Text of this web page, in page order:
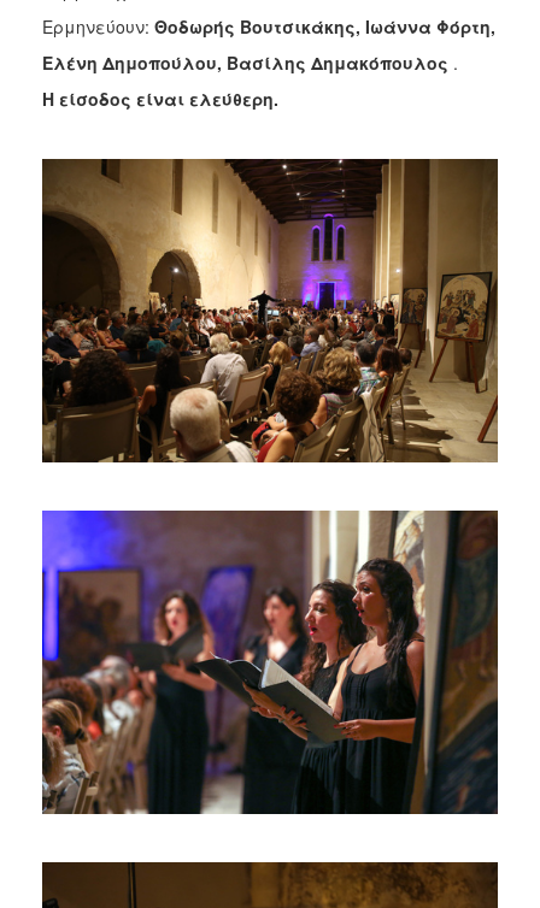
Ερμηνεύουν: Θοδωρής Βουτσικάκης, Ιωάννα Φόρτη,
Ελένη Δημοπούλου, Βασίλης Δημακόπουλος .
Η είσοδος είναι ελεύθερη.